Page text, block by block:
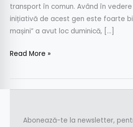
transport în comun. Având în
inițiativă de acest gen este foarte
mașini” a avut loc duminică, […]
Read More »
Abonează-te la newsletter,